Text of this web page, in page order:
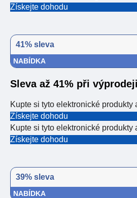
Získejte dohodu
41% sleva
NABÍDKA
Sleva až 41% při výprodeji
Kupte si tyto elektronické produkty
Získejte dohodu
Kupte si tyto elektronické produkty
Získejte dohodu
39% sleva
NABÍDKA